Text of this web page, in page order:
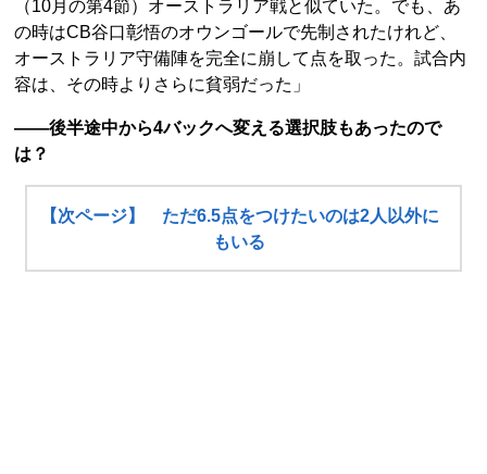
（10月の第4節）オーストラリア戦と似ていた。でも、あ
の時はCB谷口彰悟のオウンゴールで先制されたけれど、
オーストラリア守備陣を完全に崩して点を取った。試合内
容は、その時よりさらに貧弱だった」
――後半途中から4バックへ変える選択肢もあったので
は？
【次ページ】 ただ6.5点をつけたいのは2人以外に
もいる